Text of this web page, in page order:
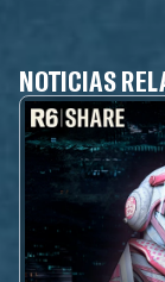
NOTICIAS